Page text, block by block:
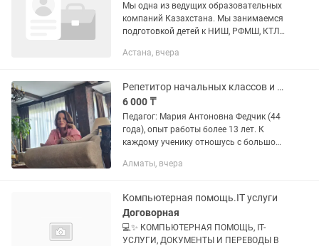
Мы одна из ведущих образовательных
компаний Казахстана. Мы занимаемся
подготовкой детей к НИШ, РФМШ, КТЛ,
поступать в сильные школы и
Астана, вчера
Репетитор начальных классов и дошкольного образования.
6 000 ₸
Педагог: Мария Антоновна Федчик (44
года), опыт работы более 13 лет. К
каждому ученику отношусь с большой
занятий: - Подготовка к школе с нуля:
Алматы, вчера
Компьютерная помощь.IT услуги
Договорная
💻✨ КОМПЬЮТЕРНАЯ ПОМОЩЬ, IT-
УСЛУГИ, ДОКУМЕНТЫ И ПЕРЕВОДЫ В